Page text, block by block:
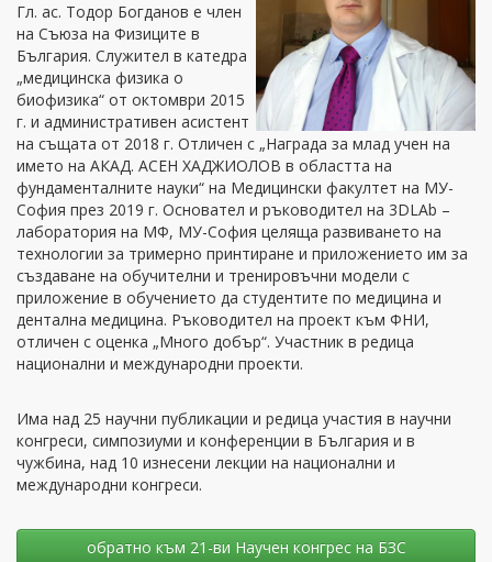
Гл. ас. Тодор Богданов е член
на Съюза на Физиците в
България. Служител в катедра
„медицинска физика о
биофизика“ от октомври 2015
г. и административен асистент
на същата от 2018 г. Отличен с „Награда за млад учен на
името на АКАД. АСЕН ХАДЖИОЛОВ в областта на
фундаменталните науки“ на Медицински факултет на МУ-
София през 2019 г. Основател и ръководител на 3DLAb –
лаборатория на МФ, МУ-София целяща развиването на
технологии за тримерно принтиране и приложението им за
създаване на обучителни и тренировъчни модели с
приложение в обучението да студентите по медицина и
дентална медицина. Ръководител на проект към ФНИ,
отличен с оценка „Много добър“. Участник в редица
национални и международни проекти.
Има над 25 научни публикации и редица участия в научни
конгреси, симпозиуми и конференции в България и в
чужбина, над 10 изнесени лекции на национални и
международни конгреси.
oбратно към 21-ви Научен конгрес на БЗС